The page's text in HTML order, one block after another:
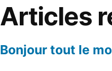
Articles
Bonjour tout le